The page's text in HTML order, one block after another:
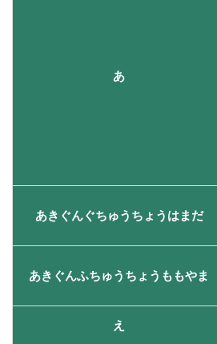
あ
あきぐんぐちゅうちょうはまだ
あきぐんふちゅうちょうももやま
え